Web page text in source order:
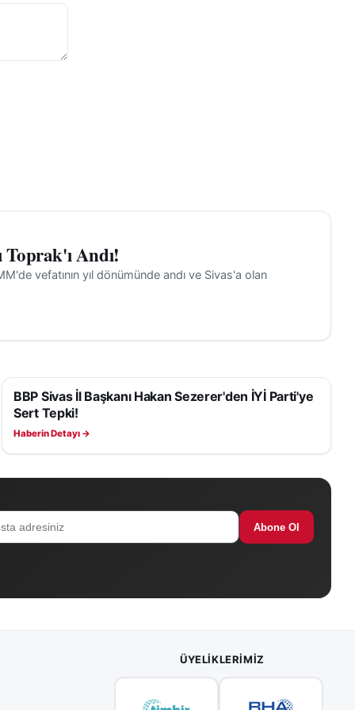
için bu
de
3 katı
Osman
ve
daire
Andı!
vefatının yıl dönümünde andı ve Sivas'a olan
SIYASET
BBP Sivas İl Başkanı Hakan Sezerer'den İYİ Parti'ye
Sert Tepki!
Haberin Detayı →
Abone Ol
ÜYELIKLERIMIZ